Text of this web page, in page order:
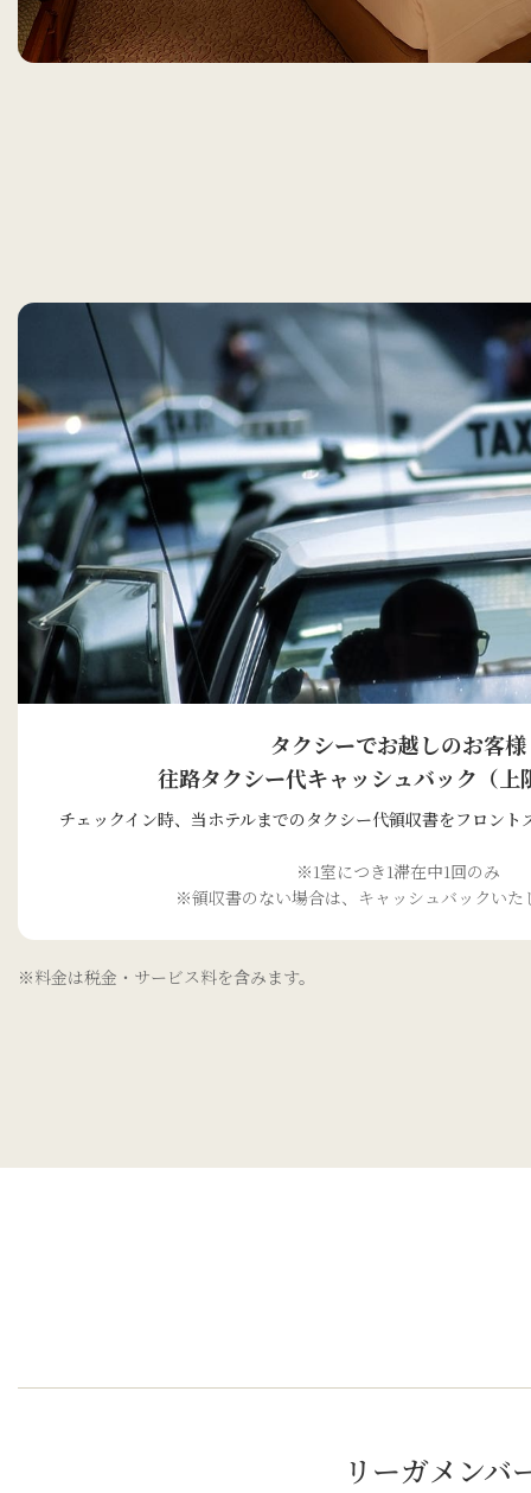
タクシーでお越しのお客様
往路タクシー代キャッシュバック（上
チェックイン時、当ホテルまでのタクシー代領収書をフロン
※1室につき1滞在中1回のみ
※領収書のない場合は、キャッシュバックいた
※料金は税金・サービス料を含みます。
リーガメンバ